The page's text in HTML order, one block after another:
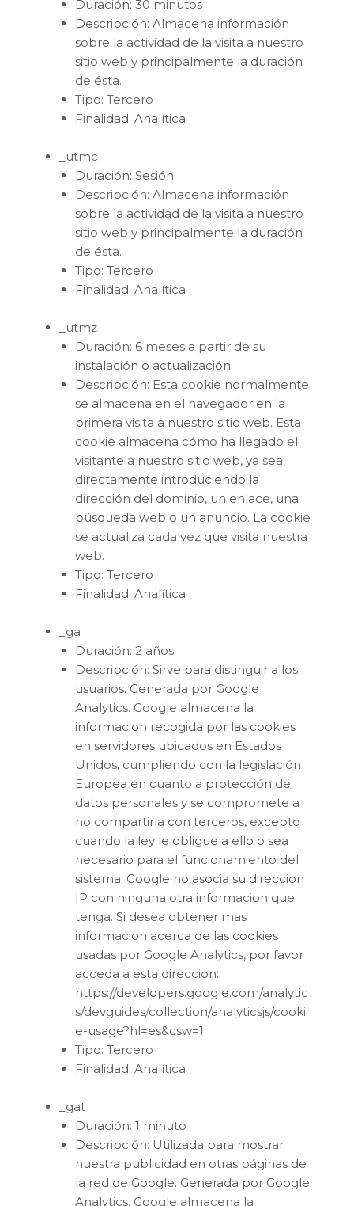
Duración: 30 minutos
Descripción: Almacena información
sobre la actividad de la visita a nuestro
sitio web y principalmente la duración
de ésta.
Tipo: Tercero
Finalidad: Analítica
_utmc
Duración: Sesión
Descripción: Almacena información
sobre la actividad de la visita a nuestro
sitio web y principalmente la duración
de ésta.
Tipo: Tercero
Finalidad: Analítica
_utmz
Duración: 6 meses a partir de su
instalación o actualización.
Descripción: Esta cookie normalmente
se almacena en el navegador en la
primera visita a nuestro sitio web. Esta
cookie almacena cómo ha llegado el
visitante a nuestro sitio web, ya sea
directamente introduciendo la
dirección del dominio, un enlace, una
búsqueda web o un anuncio. La cookie
se actualiza cada vez que visita nuestra
web.
Tipo: Tercero
Finalidad: Analítica
_ga
Duración: 2 años
Descripción: Sirve para distinguir a los
usuarios. Generada por Google
Analytics. Google almacena la
informacion recogida por las cookies
en servidores ubicados en Estados
Unidos, cumpliendo con la legislación
Europea en cuanto a protección de
datos personales y se compromete a
no compartirla con terceros, excepto
cuando la ley le obligue a ello o sea
necesario para el funcionamiento del
sistema. Google no asocia su direccion
IP con ninguna otra informacion que
tenga. Si desea obtener mas
informacion acerca de las cookies
usadas por Google Analytics, por favor
acceda a esta direccion:
https://developers.google.com/analytic
s/devguides/collection/analyticsjs/cooki
e-usage?hl=es&csw=1
Tipo: Tercero
Finalidad: Analítica
_gat
Duración: 1 minuto
Descripción: Utilizada para mostrar
nuestra publicidad en otras páginas de
la red de Google. Generada por Google
Analytics. Google almacena la